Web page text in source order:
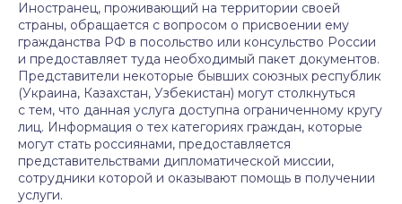
Иностранец, проживающий на территории своей
страны, обращается с вопросом о присвоении ему
гражданства РФ в посольство или консульство России
и предоставляет туда необходимый пакет документов.
Представители некоторые бывших союзных республик
(Украина, Казахстан, Узбекистан) могут столкнуться
с тем, что данная услуга доступна ограниченному кругу
лиц. Информация о тех категориях граждан, которые
могут стать россиянами, предоставляется
представительствами дипломатической миссии,
сотрудники которой и оказывают помощь в получении
услуги.